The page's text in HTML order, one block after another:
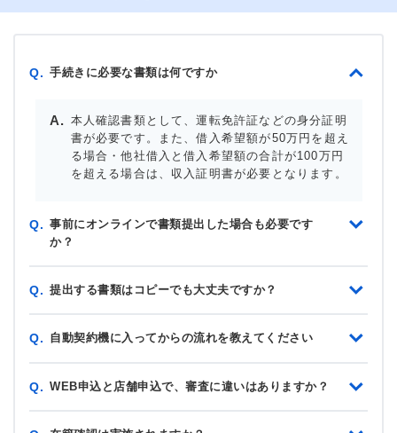
Q. 手続きに必要な書類は何ですか
本人確認書類として、運転免許証などの身分証明
書が必要です。また、借入希望額が50万円を超え
る場合・他社借入と借入希望額の合計が100万円
を超える場合は、収入証明書が必要となります。
Q. 事前にオンラインで書類提出した場合も必要です
か？
Q. 提出する書類はコピーでも大丈夫ですか？
Q. 自動契約機に入ってからの流れを教えてください
Q. WEB申込と店舗申込で、審査に違いはありますか？